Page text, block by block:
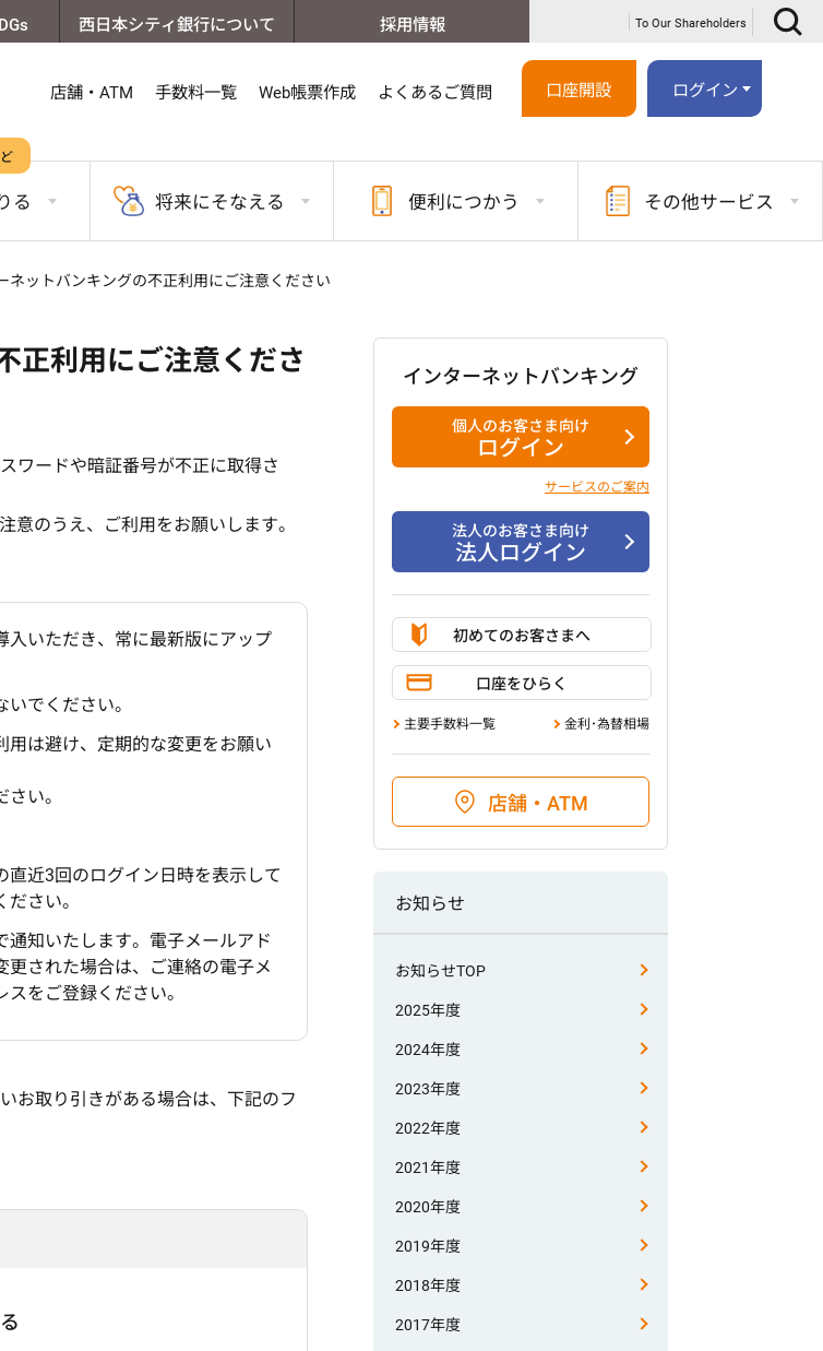
西日本シティ銀行について 採用情報 To Our Shareholders
店舗・ATM 手数料一覧 Web帳票作成 よくあるご質問 口座開設 ログイン
る 将来にそなえる 便利につかう その他サービス
ネットバンキングの不正利用にご注意ください
正利用にご注意くださ
ワードや暗証番号が不正に取得さ
意のうえ、ご利用をお願いします。
入いただき、常に最新版にアップ
でください。
は避け、定期的な変更をお願い
い。
近3回のログイン日時を表示して
さい。
知いたします。電子メールアド
更された場合は、ご連絡の電子メ
をご登録ください。
お取り引きがある場合は、下記のフ
インターネットバンキング
個人のお客さま向け
ログイン
サービスのご案内
法人のお客さま向け
法人ログイン
初めてのお客さまへ
口座をひらく
主要手数料一覧 金利･為替相場
店舗・ATM
お知らせ
お知らせTOP
2025年度
2024年度
2023年度
2022年度
2021年度
2020年度
2019年度
2018年度
2017年度